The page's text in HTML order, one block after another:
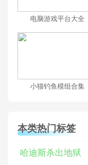
电脑游戏平台大全
小猫钓鱼模组合集
本类热门标签
哈迪斯杀出地狱